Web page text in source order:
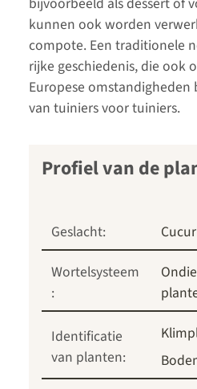
kunnen ook worden
compote. Een traditionele
rijke geschiedenis, die ook
Europese
van tuiniers voor tuiniers.
Profiel van de
Geslacht:
Wortelsysteem
:
Identificatie
van planten: